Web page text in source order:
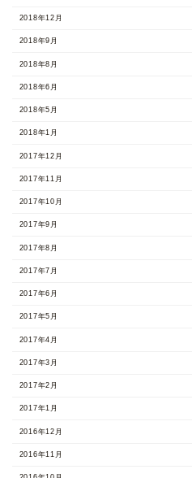
2018年12月
2018年9月
2018年8月
2018年6月
2018年5月
2018年1月
2017年12月
2017年11月
2017年10月
2017年9月
2017年8月
2017年7月
2017年6月
2017年5月
2017年4月
2017年3月
2017年2月
2017年1月
2016年12月
2016年11月